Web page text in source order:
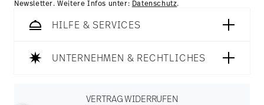
Newsletter. Weitere Infos unter: Datenschutz.
HILFE & SERVICES
UNTERNEHMEN & RECHTLICHES
VERTRAG WIDERRUFEN